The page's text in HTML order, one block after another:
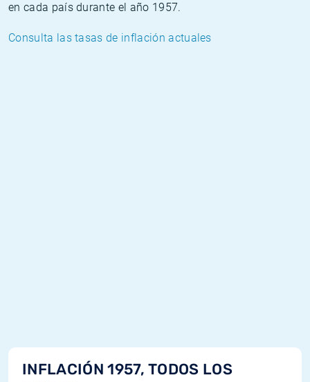
en cada país durante el año 1957.
Consulta las tasas de inflación actuales
INFLACIÓN 1957, TODOS LOS